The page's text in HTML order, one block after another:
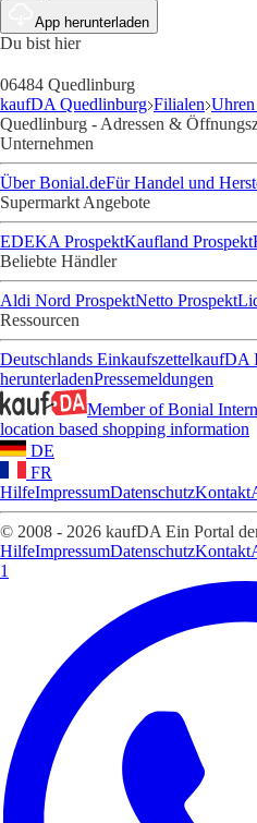
App herunterladen
Du bist hier
06484 Quedlinburg
kaufDA Quedlinburg Filialen
Quedlinburg - Adressen &
Unternehmen
Über Bonial.deFür Handel und
Supermarkt Angebote
EDEKA ProspektKaufland Prospekt
Beliebte Händler
Aldi Nord ProspektNetto Prospekt
Ressourcen
Deutschlands EinkaufszettelkaufDA
herunterladenPressemeldungen
Member of Bonial
location based shopping information
DE
FR
HilfeImpressumDatenschutzKontakt
© 2008 - 2026 kaufDA Ein Portal
HilfeImpressumDatenschutzKontakt
1